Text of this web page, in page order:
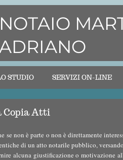
NOTAIO
STUDIO SERVIZI ON-LINE
Copia Atti
se non è parte o non è direttamente
di un atto notarile pubblico,
alcuna giustificazione o motivazione